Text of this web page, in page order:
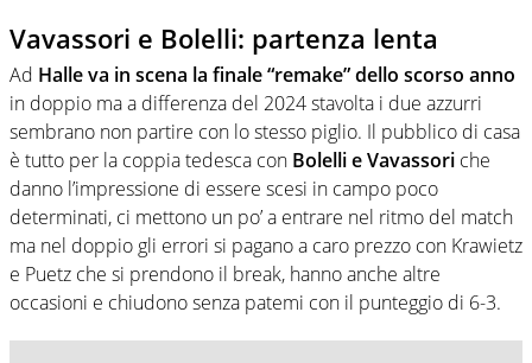
Vavassori e Bolelli: partenza lenta
Ad Halle va in scena la finale “remake” dello scorso anno
in doppio ma a differenza del 2024 stavolta i due azzurri
sembrano non partire con lo stesso piglio. Il pubblico di casa
è tutto per la coppia tedesca con Bolelli e Vavassori che
danno l’impressione di essere scesi in campo poco
determinati, ci mettono un po’ a entrare nel ritmo del match
ma nel doppio gli errori si pagano a caro prezzo con Krawietz
e Puetz che si prendono il break, hanno anche altre
occasioni e chiudono senza patemi con il punteggio di 6-3.